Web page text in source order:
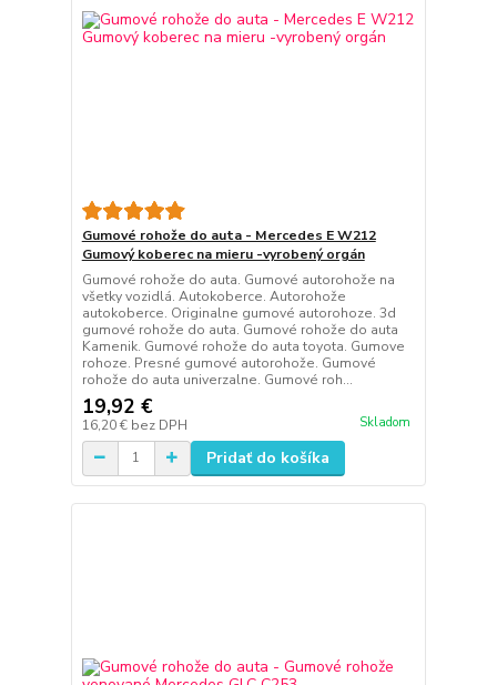
Gumové rohože do auta - Mercedes E W212
Gumový koberec na mieru -vyrobený orgán
Gumové rohože do auta. Gumové autorohože na
všetky vozidlá. Autokoberce. Autorohože
autokoberce. Originalne gumové autorohoze. 3d
gumové rohože do auta. Gumové rohože do auta
Kamenik. Gumové rohože do auta toyota. Gumove
rohoze. Presné gumové autorohože. Gumové
rohože do auta univerzalne. Gumové roh...
19,92 €
16,20 € bez DPH Skladom
Pridať do košíka